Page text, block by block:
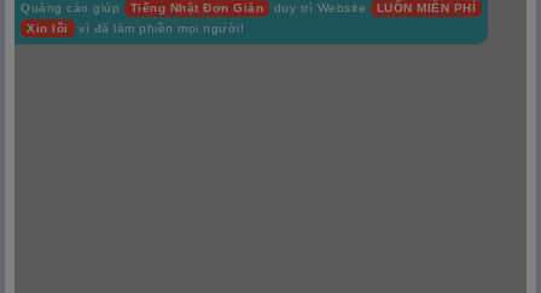
Quảng cáo giúp Tiếng Nhật Đơn Giản duy trì Website
LUÔN MIỄN PHÍ
Xin lỗi
vì đã làm phiền mọi người!